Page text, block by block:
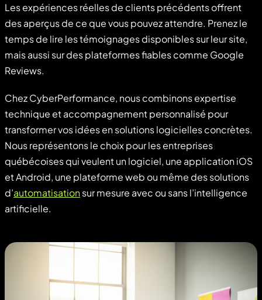
Les expériences réelles de clients précédents offrent
des aperçus de ce que vous pouvez attendre. Prenez le
temps de lire les témoignages disponibles sur leur site,
mais aussi sur des plateformes fiables comme Google
Reviews.
Chez CyberPerformance, nous combinons expertise
technique et accompagnement personnalisé pour
transformer vos idées en solutions logicielles concrètes.
Nous représentons le choix pour les entreprises
québécoises qui veulent un logiciel, une application iOS
et Android, une plateforme web ou même des solutions
d’automatisationsur mesure avec ou sans l’intelligence
artificielle.